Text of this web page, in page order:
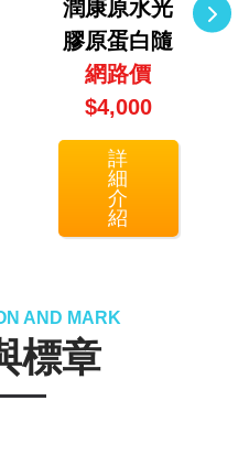
潤康原水光
膠原蛋白隨
身包5入組
(30包/盒X5
盒)
網路價
$4,000
詳
細
介
紹
AND MARK
標章